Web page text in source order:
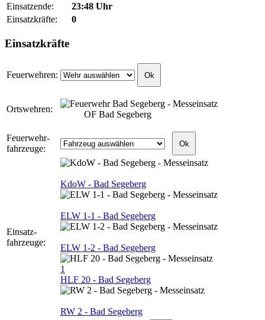
Einsatzende:
23:48 Uhr
Einsatzkräfte:
0
Einsatzkräfte
Feuerwehren:
Ortswehren:
OF Bad Segeberg
Feuerwehr-
fahrzeuge:
Einsatz-
fahrzeuge:
KdoW - Bad Segeberg
ELW 1-1 - Bad Segeberg
ELW 1-2 - Bad Segeberg
1
HLF 20 - Bad Segeberg
RW 2 - Bad Segeberg